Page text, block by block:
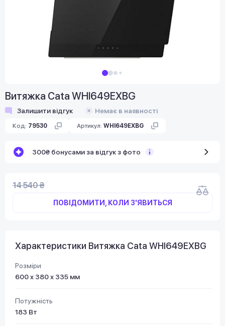
Витяжка Cata WHI649EXBG
Залишити відгук Немає в наявності
Код: 79530 Артикул: WHI649EXBG
300₴ бонусами за відгук з фото
14 540 ₴
ПОВІДОМИТИ, КОЛИ З'ЯВИТЬСЯ
Характеристики Витяжка Cata WHI649EXBG
Розміри
600 х 380 х 335 мм
Потужність
183 Вт